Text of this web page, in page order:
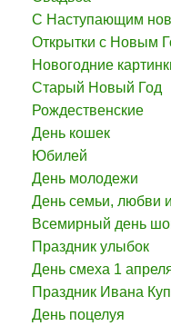
С Наступающим
Открытки с Новым
Новогодние
Старый Новый Год
Рождественские
День кошек
Юбилей
День молодежи
День семьи, любви
Всемирный день
Праздник улыбок
День смеха 1
Праздник Ивана
День поцелуя